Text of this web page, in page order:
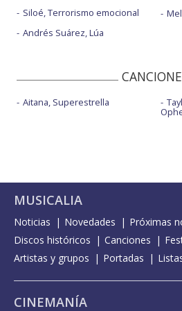
Siloé, Terrorismo emocional
Andrés Suárez, Lúa
Aitana, Superestrella
MUSICALIA
Noticias Novedades
Próximas
Discos históricos
Canciones
Artistas y grupos
Portadas
CINEMANÍA